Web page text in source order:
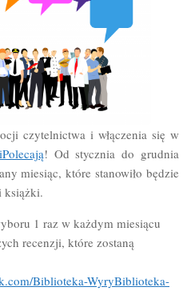
czytelnictwa i włączenia się w
! Od stycznia do grudnia
miesiąc, które stanowiło będzie
książki.
1 raz w każdym miesiącu
recenzji, które zostaną
Biblioteka-WyryBiblioteka-